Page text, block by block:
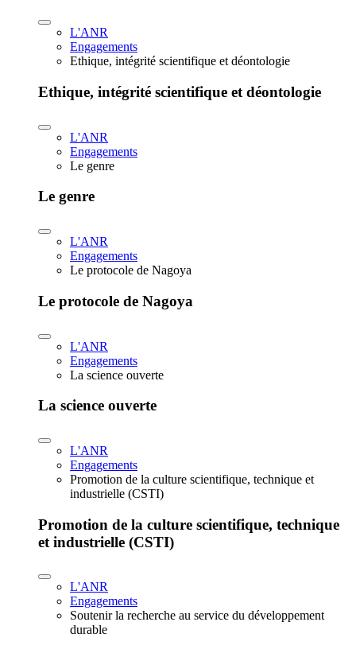
L'ANR
Engagements
Ethique, intégrité scientifique et déontologie
Ethique, intégrité scientifique et déontologie
L'ANR
Engagements
Le genre
Le genre
L'ANR
Engagements
Le protocole de Nagoya
Le protocole de Nagoya
L'ANR
Engagements
La science ouverte
La science ouverte
L'ANR
Engagements
Promotion de la culture scientifique, technique et
industrielle (CSTI)
Promotion de la culture scientifique, technique
et industrielle (CSTI)
L'ANR
Engagements
Soutenir la recherche au service du développement
durable